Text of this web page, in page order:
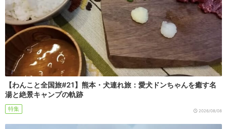
【わんこと全国旅#21】熊本・犬連れ旅：愛犬ドンちゃんを癒す名
湯と絶景キャンプの軌跡
特集 2026/08/08